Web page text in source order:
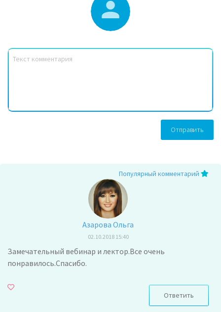
Отправить
Популярный комментарий
Азарова Ольга
02.10.2018 15:40
Замечательный вебинар и лектор.Все очень
понравилось.Спасибо.
Ответить